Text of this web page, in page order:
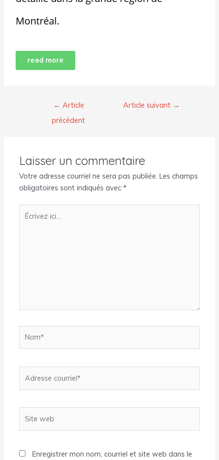
Montréal.
read more
← Article
précédent
Article suivant →
Laisser un commentaire
Votre adresse courriel ne sera pas publiée. Les champs
obligatoires sont indiqués avec*
Écrivez
ici…
courriel*
web
Enregistrer mon nom, courriel et site web dans le